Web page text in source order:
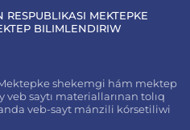
MEKTEPKE
BILIMLENDIRIW
shekemgi hám mektep
saytı materiallarınan tolıq
veb-sayt mánzili kórsetiliwi